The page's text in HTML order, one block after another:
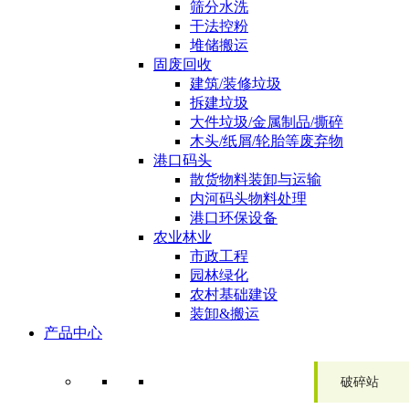
筛分水洗
干法控粉
堆储搬运
固废回收
建筑/装修垃圾
拆建垃圾
大件垃圾/金属制品/撕碎
木头/纸屑/轮胎等废弃物
港口码头
散货物料装卸与运输
内河码头物料处理
港口环保设备
农业林业
市政工程
园林绿化
农村基础建设
装卸&搬运
产品中心
破碎站